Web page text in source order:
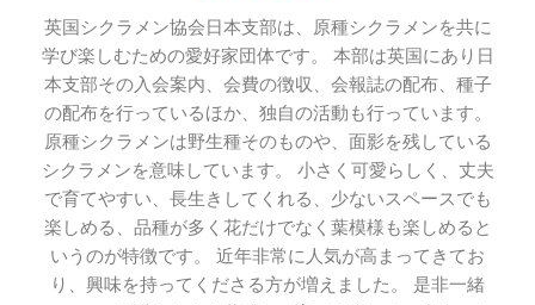
英国シクラメン協会日本支部は、原種シクラメンを共に
学び楽しむための愛好家団体です。 本部は英国にあり日
本支部その入会案内、会費の徴収、会報誌の配布、種子
の配布を行っているほか、独自の活動も行っています。
原種シクラメンは野生種そのものや、面影を残している
シクラメンを意味しています。 小さく可愛らしく、丈夫
で育てやすい、長生きしてくれる、少ないスペースでも
楽しめる、品種が多く花だけでなく葉模様も楽しめると
いうのが特徴です。 近年非常に人気が高まってきてお
り、興味を持ってくださる方が増えました。 是非一緒